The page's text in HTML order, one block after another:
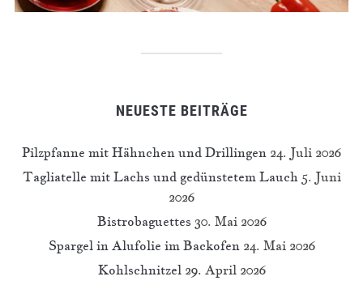
NEUESTE BEITRÄGE
Pilzpfanne mit Hähnchen und Drillingen 24. Juli 2026
Tagliatelle mit Lachs und gedünstetem Lauch 5. Juni
2026
Bistrobaguettes 30. Mai 2026
Spargel in Alufolie im Backofen 24. Mai 2026
Kohlschnitzel 29. April 2026